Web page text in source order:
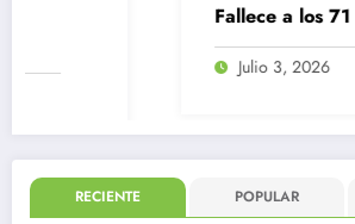
Fallece a los 71 años
RECIENTE POPULAR